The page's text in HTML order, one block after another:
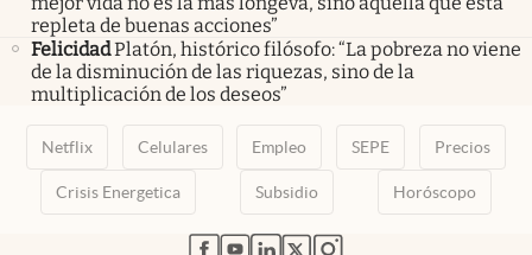
repleta de buenas acciones”
FelicidadPlatón, histórico filósofo: “La pobreza no viene
de la disminución de las riquezas, sino de la
multiplicación de los deseos”
Netflix Celulares Empleo SEPE Precios
Crisis Energetica Subsidio Horóscopo
abre en nueva pestaña
abre en nueva pestaña
abre en nueva pestaña
abre en nueva pestaña
abre en nueva pestaña